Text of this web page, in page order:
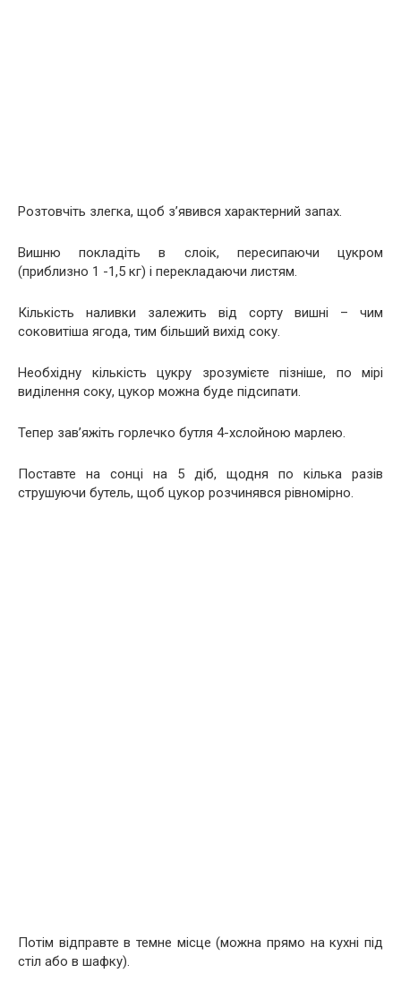
Розтовчіть злегка, щоб з’явився характерний запах.
Вишню покладіть в слоік, пересипаючи цукром
(приблизно 1 -1,5 кг) і перекладаючи листям.
Кількість наливки залежить від сорту вишні – чим
соковитіша ягода, тим більший вихід соку.
Необхідну кількість цукру зрозумієте пізніше, по мірі
виділення соку, цукор можна буде підсипати.
Тепер зав’яжіть горлечко бутля 4-хслойною марлею.
Поставте на сонці на 5 діб, щодня по кілька разів
струшуючи бутель, щоб цукор розчинявся рівномірно.
Потім відправте в темне місце (можна прямо на кухні під
стіл або в шафку).